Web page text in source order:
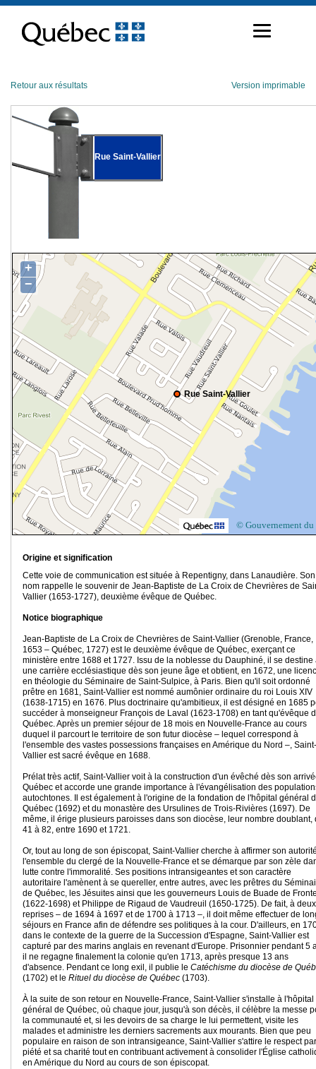
contenu
Retour aux résultats Version imprimable
Rue Saint-Vallier
Rue Saint-Vallier
+
−
© Gouvernement du
Origine et signification
Cette voie de communication est située à Repentigny, dans Lanaudière. Son
nom rappelle le souvenir de Jean-Baptiste de La Croix de Chevrières de
Vallier (1653-1727), deuxième évêque de Québec.
Notice biographique
Jean-Baptiste de La Croix de Chevrières de Saint-Vallier (Grenoble, France,
1653 – Québec, 1727) est le deuxième évêque de Québec, exerçant ce
ministère entre 1688 et 1727. Issu de la noblesse du Dauphiné, il se destine
une carrière ecclésiastique dès son jeune âge et obtient, en 1672, une
en théologie du Séminaire de Saint-Sulpice, à Paris. Bien qu'il soit ordonné
prêtre en 1681, Saint-Vallier est nommé aumônier ordinaire du roi Louis XIV
(1638-1715) en 1676. Plus doctrinaire qu'ambitieux, il est désigné en 1685
succéder à monseigneur François de Laval (1623-1708) en tant qu'évêque
Québec. Après un premier séjour de 18 mois en Nouvelle-France au cours
duquel il parcourt le territoire de son futur diocèse – lequel correspond à
l'ensemble des vastes possessions françaises en Amérique du Nord –, Saint-
Vallier est sacré évêque en 1688.
Prélat très actif, Saint-Vallier voit à la construction d'un évêché dès son
Québec et accorde une grande importance à l'évangélisation des
autochtones. Il est également à l'origine de la fondation de l'hôpital général
Québec (1692) et du monastère des Ursulines de Trois-Rivières (1697). De
même, il érige plusieurs paroisses dans son diocèse, leur nombre doublant,
41 à 82, entre 1690 et 1721.
Or, tout au long de son épiscopat, Saint-Vallier cherche à affirmer son
l'ensemble du clergé de la Nouvelle-France et se démarque par son zèle
lutte contre l'immoralité. Ses positions intransigeantes et son caractère
autoritaire l'amènent à se quereller, entre autres, avec les prêtres du
de Québec, les Jésuites ainsi que les gouverneurs Louis de Buade de
(1622-1698) et Philippe de Rigaud de Vaudreuil (1650-1725). De fait, à deux
reprises – de 1694 à 1697 et de 1700 à 1713 –, il doit même effectuer de
séjours en France afin de défendre ses politiques à la cour. D'ailleurs, en
dans le contexte de la guerre de la Succession d'Espagne, Saint-Vallier est
capturé par des marins anglais en revenant d'Europe. Prisonnier pendant 5
il ne regagne finalement la colonie qu'en 1713, après presque 13 ans
d'absence. Pendant ce long exil, il publie le Catéchisme du diocèse de
(1702) et le Rituel du diocèse de Québec (1703).
À la suite de son retour en Nouvelle-France, Saint-Vallier s'installe à l'hôpital
général de Québec, où chaque jour, jusqu'à son décès, il célèbre la messe
la communauté et, si les devoirs de sa charge le lui permettent, visite les
malades et administre les derniers sacrements aux mourants. Bien que peu
populaire en raison de son intransigeance, Saint-Vallier s'attire le respect
piété et sa charité tout en contribuant activement à consolider l'Église
en Amérique du Nord au cours de son épiscopat.